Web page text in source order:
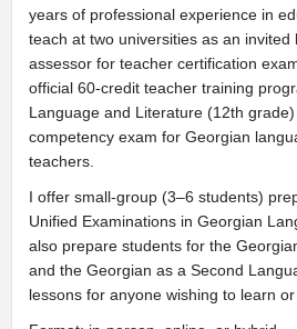
years of professional experience in
teach at two universities as an invited
assessor for teacher certification
official 60-credit teacher training
Language and Literature (12th
competency exam for Georgian
teachers.
I offer small-group (3–6 students)
Unified Examinations in Georgian
also prepare students for the
and the Georgian as a Second
lessons for anyone wishing to learn